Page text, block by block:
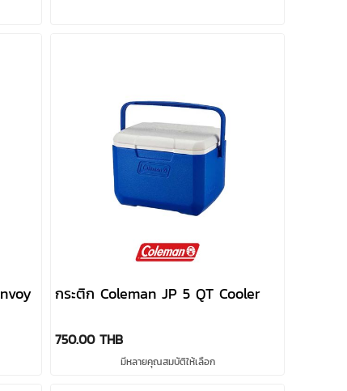
กระติก Coleman JP 5 QT Cooler
750.00 THB
มีหลายคุณสมบัติให้เลือก